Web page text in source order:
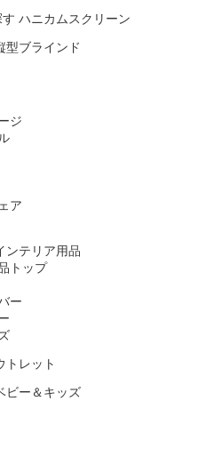
ハニカムスクリーン
型ブラインド
ジ
ア
ンテリア用品
トップ
ー
トレット
ビー＆キッズ